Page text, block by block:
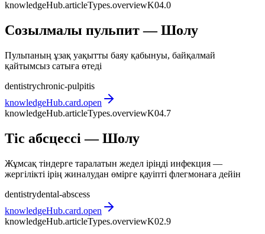
knowledgeHub.articleTypes.overviewK04.0
Созылмалы пульпит — Шолу
Пульпаның ұзақ уақытты баяу қабынуы, байқалмай
қайтымсыз сатыға өтеді
dentistrychronic-pulpitis
knowledgeHub.card.open
knowledgeHub.articleTypes.overviewK04.7
Тіс абсцессі — Шолу
Жұмсақ тіндерге таралатын жедел іріңді инфекция —
жергілікті ірің жиналудан өмірге қауіпті флегмонаға дейін
dentistrydental-abscess
knowledgeHub.card.open
knowledgeHub.articleTypes.overviewK02.9